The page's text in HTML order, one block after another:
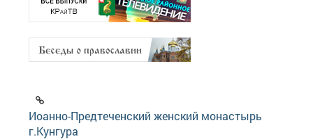
Иоанно-Предтеченский женский монастырь
г.Кунгура